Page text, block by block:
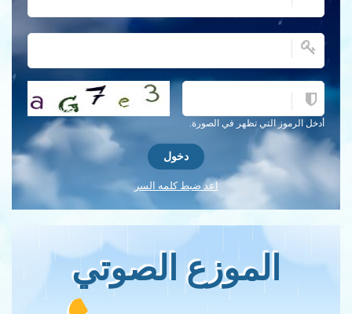
أدخل الرموز التي تظهر في الصورة.
احصل على كلمة التحقق جديدة!
اعد ضبط كلمه السر
الموزع الصوتي